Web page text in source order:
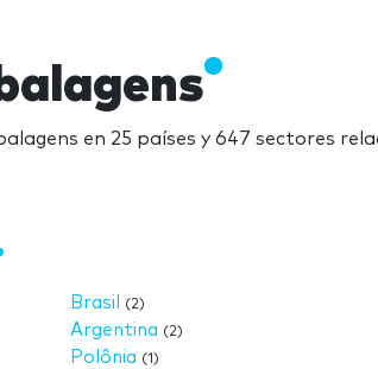
en 25 países y 647 sectores
Brasil (2)
Argentina (2)
Polônia (1)